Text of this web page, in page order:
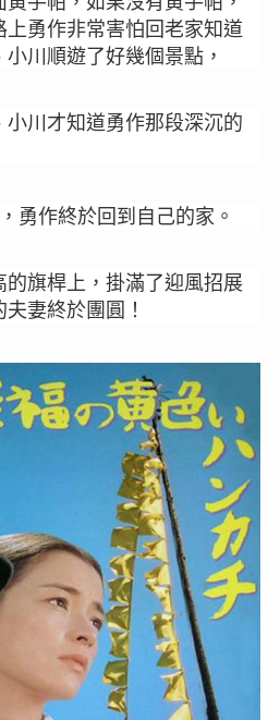
勇作非常害怕回老家知道
川順遊了好幾個景點，
川才知道勇作那段深沉的
勇作終於回到自己的家。
旗桿上，掛滿了迎風招展
夫妻終於團圓 ！